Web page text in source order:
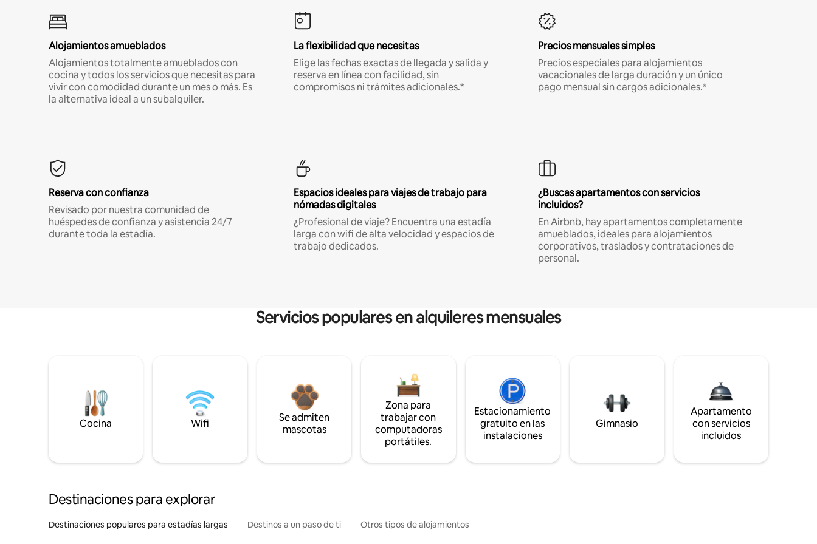
Alojamientos amueblados
Alojamientos totalmente amueblados con
cocina y todos los servicios que necesitas para
vivir con comodidad durante un mes o más. Es
la alternativa ideal a un subalquiler.
La flexibilidad que necesitas
Elige las fechas exactas de llegada y salida y
reserva en línea con facilidad, sin
compromisos ni trámites adicionales.*
Precios mensuales simples
Precios especiales para alojamientos
vacacionales de larga duración y un único
pago mensual sin cargos adicionales.*
Reserva con confianza
Revisado por nuestra comunidad de
huéspedes de confianza y asistencia 24/7
durante toda la estadía.
Espacios ideales para viajes de trabajo para
nómadas digitales
¿Profesional de viaje? Encuentra una estadía
larga con wifi de alta velocidad y espacios de
trabajo dedicados.
¿Buscas apartamentos con servicios
incluidos?
En Airbnb, hay apartamentos completamente
amueblados, ideales para alojamientos
corporativos, traslados y contrataciones de
personal.
Servicios populares en alquileres mensuales
Cocina Wifi
Se admiten
mascotas
Zona para
trabajar con
computadoras
portátiles.
Estacionamiento
gratuito en las
instalaciones
Gimnasio
Apartamento
con servicios
incluidos
Destinaciones para explorar
Destinaciones populares para estadías largas Destinos a un paso de ti Otros tipos de alojamientos